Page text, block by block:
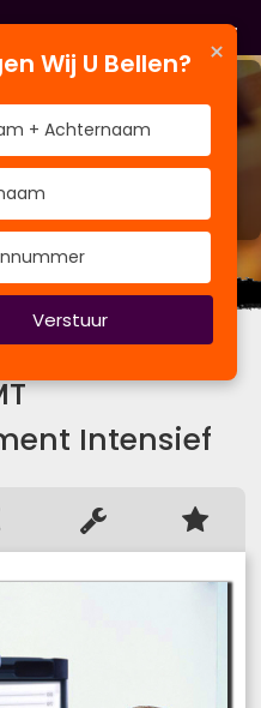
MT
kun je leren.
Intensief
×
Wij U Bellen?
Verstuur